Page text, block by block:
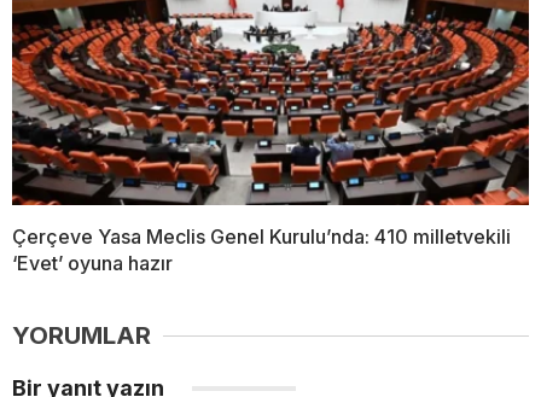
Çerçeve Yasa Meclis Genel Kurulu’nda: 410 milletvekili
‘Evet’ oyuna hazır
YORUMLAR
Bir yanıt yazın